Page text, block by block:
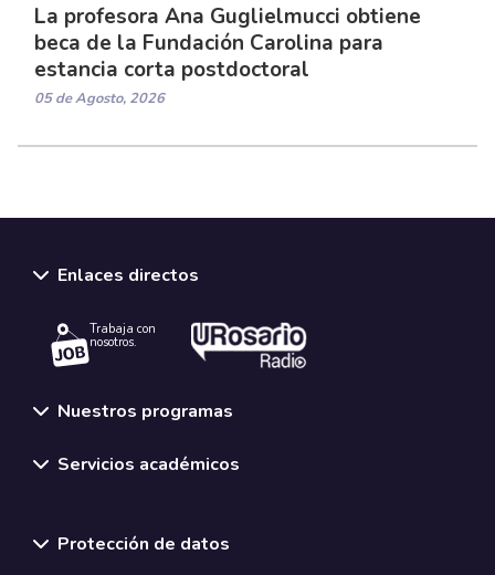
La profesora Ana Guglielmucci obtiene
beca de la Fundación Carolina para
estancia corta postdoctoral
05 de Agosto, 2026
Enlaces directos
Trabaja con
nosotros.
Nuestros programas
Servicios académicos
Protección de datos